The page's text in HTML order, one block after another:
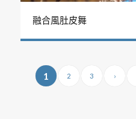
融合風肚皮舞
1 2 3 ›